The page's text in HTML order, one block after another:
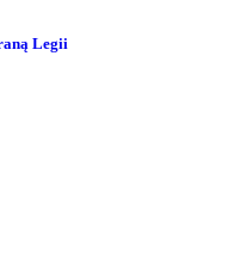
Legii